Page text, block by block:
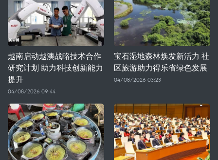
越南启动越澳战略技术合作
研究计划 助力科技创新能力
提升
04/08/2026 09:44
宝石湿地森林焕发新活力 社
区旅游助力得乐省绿色发展
04/08/2026 03:23